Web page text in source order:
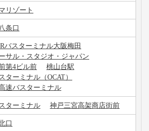
リゾート
条口
バスターミナル大阪梅田
サル・スタジオ・ジャパン
第4ビル前
桃山台駅
ターミナル（OCAT）
速バスターミナル
ターミナル 神戸三宮高架商店街前
口